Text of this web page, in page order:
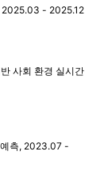
2025.03 - 2025.12
사회 환경 실시간
예측, 2023.07 -